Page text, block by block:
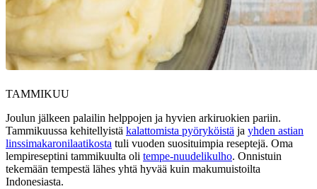
TAMMIKUU
Joulun jälkeen palailin helppojen ja hyvien arkiruokien pariin.
Tammikuussa kehitellyistä kalattomista pyöryköistä ja yhden astian
linssimakaronilaatikosta tuli vuoden suosituimpia reseptejä. Oma
lempireseptini tammikuulta oli tempe-nuudelikulho. Onnistuin
tekemään tempestä lähes yhtä hyvää kuin makumuistoilta
Indonesiasta.